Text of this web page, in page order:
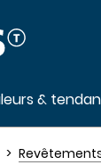
magasins
&